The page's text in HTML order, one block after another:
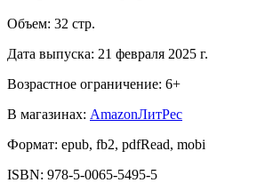
Объем: 32 стр.
Дата выпуска: 21 февраля 2025 г.
Возрастное ограничение: 6+
В магазинах: AmazonЛитРес
Формат: epub, fb2, pdfRead, mobi
ISBN: 978-5-0065-5495-5